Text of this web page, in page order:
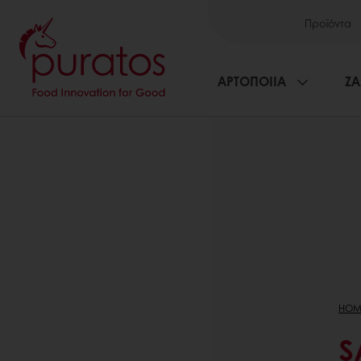
Προϊόντα
ΑΡΤΟΠΟΙΙΑ